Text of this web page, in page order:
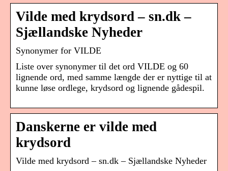
Vilde med krydsord – sn.dk –
Sjællandske Nyheder
Synonymer for VILDE
Liste over synonymer til det ord VILDE og 60
lignende ord, med samme længde der er nyttige til at
kunne løse ordlege, krydsord og lignende gådespil.
Danskerne er vilde med
krydsord
Vilde med krydsord – sn.dk – Sjællandske Nyheder